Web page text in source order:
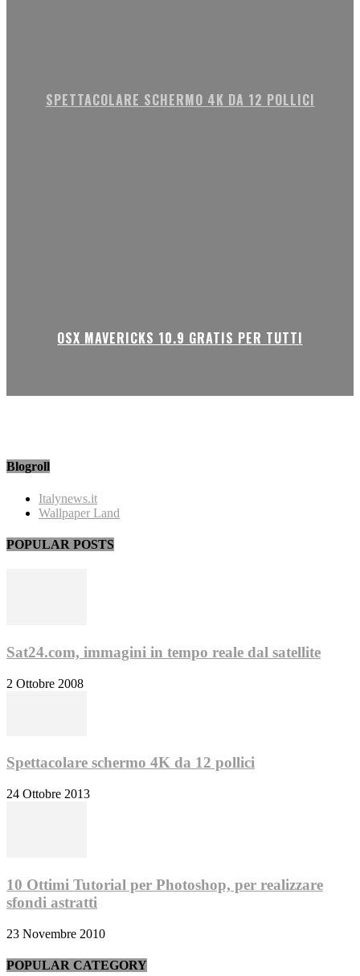
SPETTACOLARE SCHERMO 4K DA 12 POLLICI
OSX MAVERICKS 10.9 GRATIS PER TUTTI
Blogroll
Italynews.it
Wallpaper Land
POPULAR POSTS
Sat24.com, immagini in tempo reale dal satellite
2 Ottobre 2008
Spettacolare schermo 4K da 12 pollici
24 Ottobre 2013
10 Ottimi Tutorial per Photoshop, per realizzare
sfondi astratti
23 Novembre 2010
POPULAR CATEGORY